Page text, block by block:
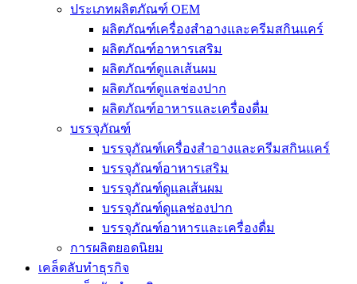
ประเภทผลิตภัณฑ์ OEM
ผลิตภัณฑ์เครื่องสำอางและครีมสกินแคร์
ผลิตภัณฑ์อาหารเสริม
ผลิตภัณฑ์ดูแลเส้นผม
ผลิตภัณฑ์ดูแลช่องปาก
ผลิตภัณฑ์อาหารและเครื่องดื่ม
บรรจุภัณฑ์
บรรจุภัณฑ์เครื่องสำอางและครีมสกินแคร์
บรรจุภัณฑ์อาหารเสริม
บรรจุภัณฑ์ดูแลเส้นผม
บรรจุภัณฑ์ดูแลช่องปาก
บรรจุภัณฑ์อาหารและเครื่องดื่ม
การผลิตยอดนิยม
เคล็ดลับทำธุรกิจ